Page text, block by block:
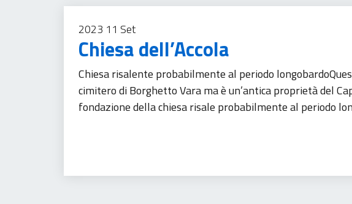
2023 11 Set
Chiesa dell’Accola
Chiesa risalente probabilmente al periodo
cimitero di Borghetto Vara ma è un’antica proprietà del
fondazione della chiesa risale probabilmente al periodo